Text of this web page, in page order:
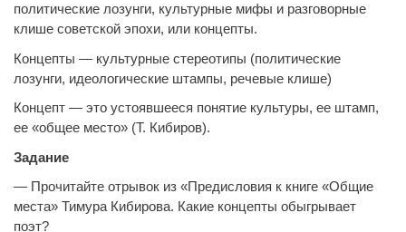
политические лозунги, культурные мифы и разговорные
клише советской эпохи, или концепты.
Концепты — культурные стереотипы (политические
лозунги, идеологические штампы, речевые клише)
Концепт — это устоявшееся понятие культуры, ее штамп,
ее «общее место» (Т. Кибиров).
Задание
— Прочитайте отрывок из «Предисловия к книге «Общие
места» Тимура Кибирова. Какие концепты обыгрывает
поэт?